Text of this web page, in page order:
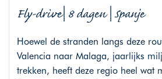
Fly-drive| 8 dagen | Spanje
Hoewel de stranden langs deze
Valencia naar Malaga, jaarlijks
trekken, heeft deze regio heel wat